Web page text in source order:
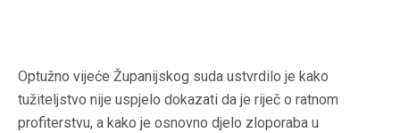
Optužno vijeće Županijskog suda ustvrdilo je kako
tužiteljstvo nije uspjelo dokazati da je riječ o ratnom
profiterstvu, a kako je osnovno djelo zloporaba u